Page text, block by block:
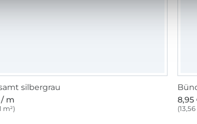
silbergrau
m
m²)
8,95